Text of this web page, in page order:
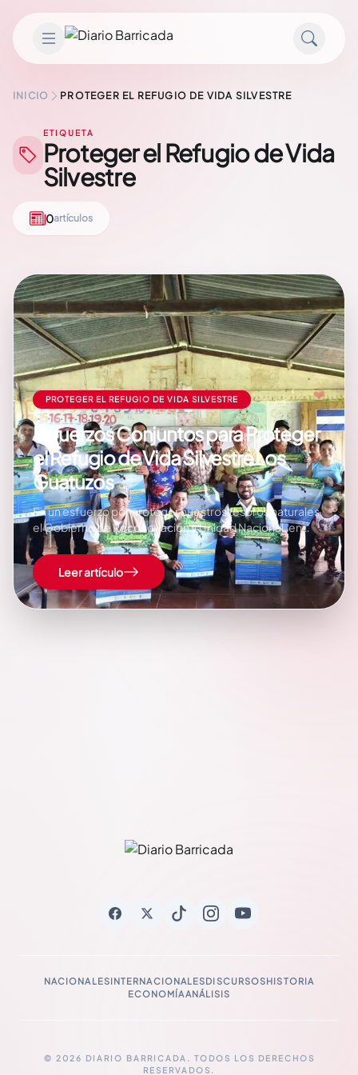
INICIO PROTEGER EL REFUGIO DE VIDA SILVESTRE
ETIQUETA
Proteger el Refugio de Vida
Silvestre
0artículos
PROTEGER EL REFUGIO DE VIDA SILVESTRE
Esfuerzos Conjuntos para Proteger
el Refugio de Vida Silvestre Los
Guatuzos
En un esfuerzo por proteger nuestros tesoros naturales,
el Gobierno de Reconciliación y Unidad Nacional, en
coordinación con el MARENA, realizó una visita al Comité
de Manejo Colaborativo del Refugio de Vida Silvestre
Los Guatuzos y a los habitantes del barrio Pueblo Nuevo
#1, en San Carlos, Río San…
Leer artículo
NACIONALESINTERNACIONALESDISCURSOSHISTORIA
ECONOMÍAANÁLISIS
© 2026 DIARIO BARRICADA. TODOS LOS DERECHOS
RESERVADOS.